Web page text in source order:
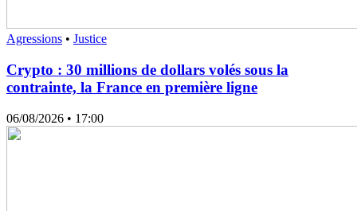
Agressions • Justice
Crypto : 30 millions de dollars volés sous la
contrainte, la France en première ligne
06/08/2026 • 17:00